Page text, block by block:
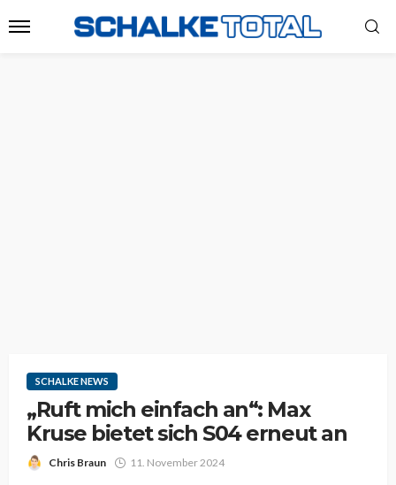
SCHALKE NEWS
„Ruft mich einfach an“: Max
Kruse bietet sich S04 erneut an
Chris Braun 11. November 2024